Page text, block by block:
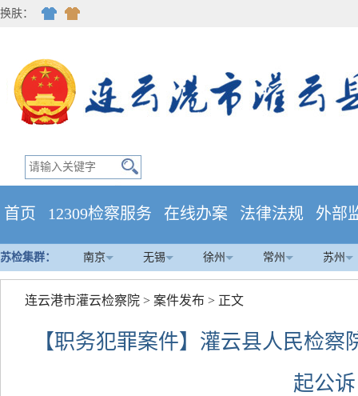
换肤：
首页 12309检察服务 在线办案 法律法规 外部
苏检集群： 南京 无锡 徐州 常州 苏州
连云港市灌云检察院 > 案件发布 > 正文
【职务犯罪案件】灌云县人民检
起公诉